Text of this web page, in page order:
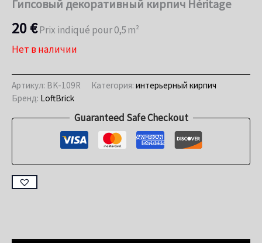
Гипсовый декоративный кирпич Héritage
20€Prix indiqué pour 0,5 m²
Нет в наличии
Артикул: BK-109R Категория: интерьерный кирпич
Бренд: LoftBrick
Guaranteed Safe Checkout